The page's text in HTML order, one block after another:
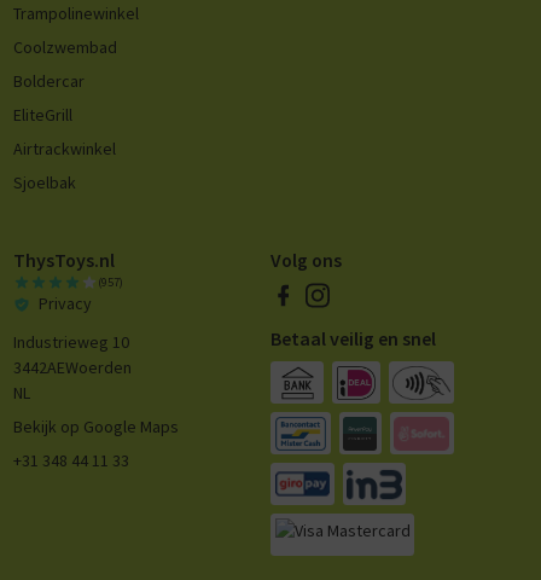
Trampolinewinkel
Coolzwembad
Boldercar
EliteGrill
Airtrackwinkel
Sjoelbak
ThysToys.nl
(957)
Privacy
Industrieweg 10
3442AEWoerden
NL
Bekijk op Google Maps
+31 348 44 11 33
Volg ons
Betaal veilig en snel